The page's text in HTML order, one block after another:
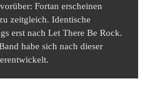
Fortan erscheinen
zeitgleich. Identische
erst nach Let There Be Rock.
habe sich nach dieser